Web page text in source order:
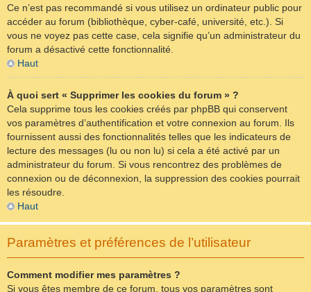
Ce n’est pas recommandé si vous utilisez un ordinateur public pour
accéder au forum (bibliothèque, cyber-café, université, etc.). Si
vous ne voyez pas cette case, cela signifie qu’un administrateur du
forum a désactivé cette fonctionnalité.
Haut
À quoi sert « Supprimer les cookies du forum » ?
Cela supprime tous les cookies créés par phpBB qui conservent
vos paramètres d’authentification et votre connexion au forum. Ils
fournissent aussi des fonctionnalités telles que les indicateurs de
lecture des messages (lu ou non lu) si cela a été activé par un
administrateur du forum. Si vous rencontrez des problèmes de
connexion ou de déconnexion, la suppression des cookies pourrait
les résoudre.
Haut
Paramètres et préférences de l’utilisateur
Comment modifier mes paramètres ?
Si vous êtes membre de ce forum, tous vos paramètres sont